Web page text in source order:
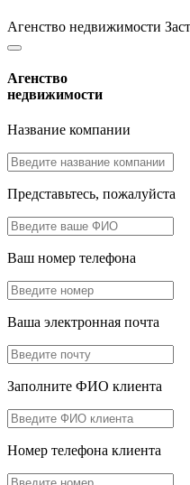
Агенство недвижимости
Агенство
недвижимости
Название компании
Представьтесь, пожалуйста
Ваш номер телефона
Ваша электронная почта
Заполните ФИО клиента
Номер телефона клиента